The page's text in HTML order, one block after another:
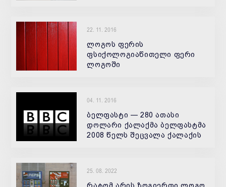
22. 11. 2016
ლოგოს ფერის
ფსიქოლოგიაწითელი ფერი
ლოგოში
ემოციებს : ვნებას, ნდობას,
სიყვარულს და აგრესიასაც
კი.წითელი ვნებ
04. 11. 2016
ბელფასტი — 280 ათასი
დოლარი ქალაქმა ბელფასტმა
2008 წელს შეცვალა ქალაქის
დაჯდა. ლოგო არის
25. 08. 2022